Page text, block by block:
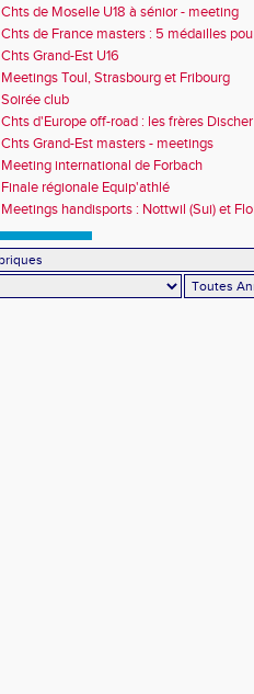
Chts de Moselle U18 à sénior - meeting
Chts de France masters : 5 médailles
Chts Grand-Est U16
Meetings Toul, Strasbourg et Fribourg
Soirée club
Chts d'Europe off-road : les frères
Chts Grand-Est masters - meetings
Meeting international de Forbach
Finale régionale Equip'athlé
Meetings handisports : Nottwil (Sui) et